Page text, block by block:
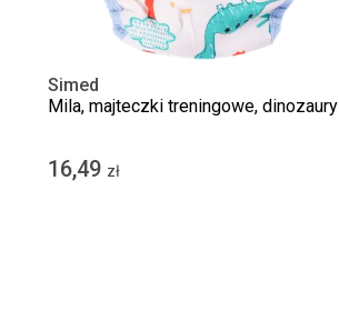
Simed
Mila, majteczki treningowe, dinozaury
16,49 zł